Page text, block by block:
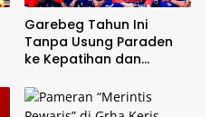
Garebeg Tahun Ini
Tanpa Usung Paraden
ke Kepatihan dan